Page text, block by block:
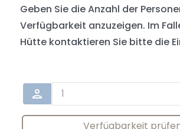
Geben Sie die Anzahl der
Verfügbarkeit anzuzeigen. Im
Hütte kontaktieren Sie bitte die
person
Verfügbarkeit